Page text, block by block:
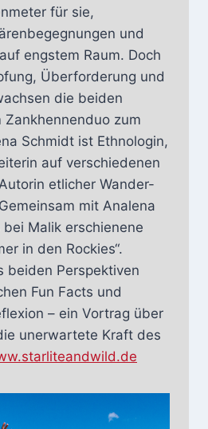
für sie,
und
engstem Raum. Doch
Überforderung und
die beiden
Zankhennenduo zum
Schmidt ist Ethnologin,
auf verschiedenen
etlicher Wander-
mit Analena
Malik erschienene
in den Rockies“.
beiden Perspektiven
Fun Facts und
– ein Vortrag über
unerwartete Kraft des